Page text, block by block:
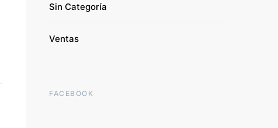
Sin Categoría
Ventas
FACEBOOK